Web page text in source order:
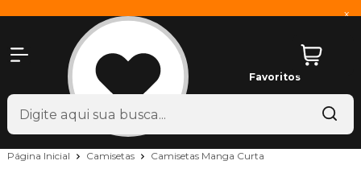
x
Favoritos
Página Inicial Camisetas Camisetas Manga Curta